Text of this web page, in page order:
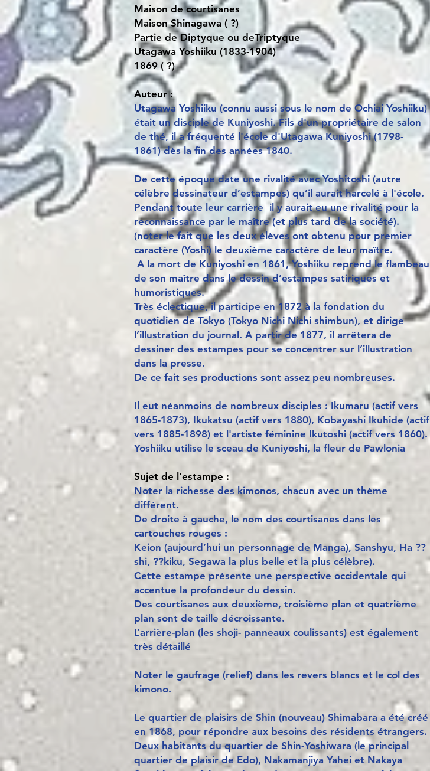
Maison de courtisanes
Maison Shinagawa ( ?)
Partie de Diptyque ou deTriptyque
Utagawa Yoshiiku (1833-1904)
1869 ( ?)
Auteur :
Utagawa Yoshiiku (connu aussi sous le nom de Ochiai Yoshiiku)
était un disciple de Kuniyoshi. Fils d'un propriétaire de salon
de thé, il a fréquenté l'école d'Utagawa Kuniyoshi (1798-
1861) dès la fin des années 1840.
De cette époque date une rivalité avec Yoshitoshi (autre
célèbre dessinateur d’estampes) qu’il aurait harcelé à l'école.
Pendant toute leur carrière il y aurait eu une rivalité pour la
reconnaissance par le maître (et plus tard de la société).
(noter le fait que les deux élèves ont obtenu pour premier
caractère (Yoshi) le deuxième caractère de leur maître.
A la mort de Kuniyoshi en 1861, Yoshiiku reprend le flambeau
de son maître dans le dessin d’estampes satiriques et
humoristiques.
Très éclectique, il participe en 1872 à la fondation du
quotidien de Tokyo (Tokyo Nichi Nichi shimbun), et dirige
l’illustration du journal. A partir de 1877, il arrêtera de
dessiner des estampes pour se concentrer sur l’illustration
dans la presse.
De ce fait ses productions sont assez peu nombreuses.
Il eut néanmoins de nombreux disciples : Ikumaru (actif vers
1865-1873), Ikukatsu (actif vers 1880), Kobayashi Ikuhide (actif
vers 1885-1898) et l'artiste féminine Ikutoshi (actif vers 1860).
Yoshiiku utilise le sceau de Kuniyoshi, la fleur de Pawlonia
Sujet de l’estampe :
Noter la richesse des kimonos, chacun avec un thème
différent.
De droite à gauche, le nom des courtisanes dans les
cartouches rouges :
Keion (aujourd’hui un personnage de Manga), Sanshyu, Ha ??
shi, ??kiku, Segawa la plus belle et la plus célèbre).
Cette estampe présente une perspective occidentale qui
accentue la profondeur du dessin.
Des courtisanes aux deuxième, troisième plan et quatrième
plan sont de taille décroissante.
L’arrière-plan (les shoji- panneaux coulissants) est également
très détaillé
Noter le gaufrage (relief) dans les revers blancs et le col des
kimono.
Le quartier de plaisirs de Shin (nouveau) Shimabara a été créé
en 1868, pour répondre aux besoins des résidents étrangers.
Deux habitants du quartier de Shin-Yoshiwara (le principal
quartier de plaisir de Edo), Nakamanjiya Yahei et Nakaya